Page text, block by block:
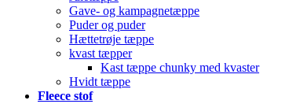
Gave- og kampagnetæppe
Puder og puder
Hættetrøje tæppe
kvast tæpper
Kast tæppe chunky med kvaster
Hvidt tæppe
Fleece stof